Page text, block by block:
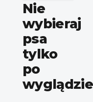
Nie
wybieraj
psa
tylko
po
wyglądzie